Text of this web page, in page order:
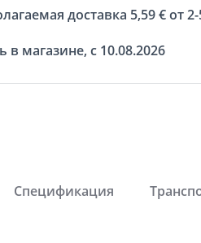
доставка 5,59 € от
в магазине, с 10.08.2026
Спецификация